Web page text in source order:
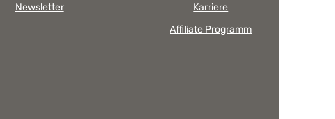
Newsletter
Karriere
Affiliate Programm